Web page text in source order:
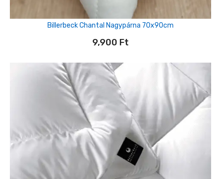
Billerbeck Chantal Nagypárna 70x90cm
9,900 Ft